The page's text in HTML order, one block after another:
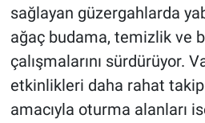
sağlayan güzergahlarda
ağaç budama, temizlik ve
çalışmalarını sürdürüyor.
etkinlikleri daha rahat
amacıyla oturma alanları